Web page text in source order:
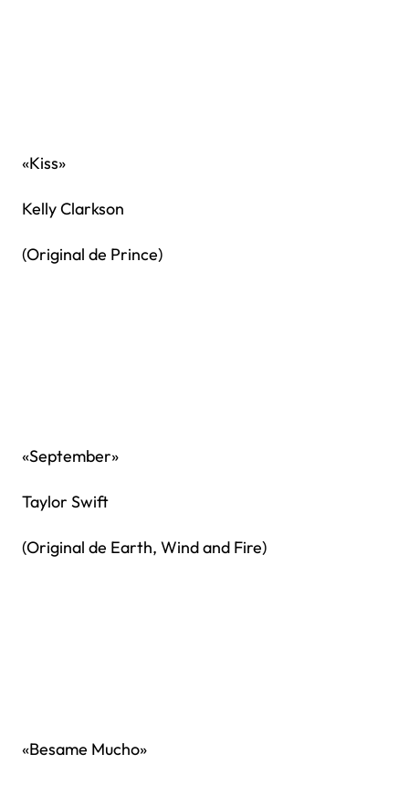
«Kiss»
Kelly Clarkson
(Original de Prince)
«September»
Taylor Swift
(Original de Earth, Wind and Fire)
«Besame Mucho»